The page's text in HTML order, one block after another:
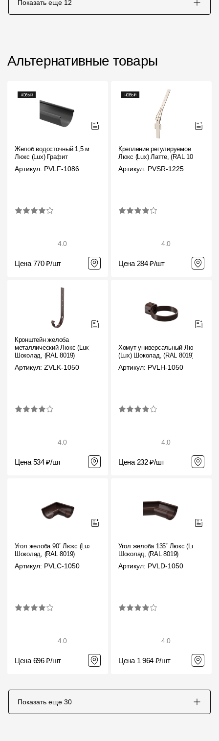
Показать еще 12
Альтернативные товары
Желоб водосточный 1,5 м
Люкс (Lux) Графит
Артикул: PVLF-1086
4.0
Цена 770 ₽/шт
Крепление регулируемое
Люкс (Lux) Латте, (RAL 1015)
Артикул: PVSR-1225
4.0
Цена 284 ₽/шт
Кронштейн желоба
металлический Люкс (Lux)
Шоколад, (RAL 8019)
Артикул: ZVLK-1050
4.0
Цена 534 ₽/шт
Хомут универсальный Люкс
(Lux) Шоколад, (RAL 8019)
Артикул: PVLH-1050
4.0
Цена 232 ₽/шт
Угол желоба 90˚ Люкс (Lux)
Шоколад, (RAL 8019)
Артикул: PVLC-1050
4.0
Цена 696 ₽/шт
Угол желоба 135˚ Люкс (Lux)
Шоколад, (RAL 8019)
Артикул: PVLD-1050
4.0
Цена 1 964 ₽/шт
Показать еще 30